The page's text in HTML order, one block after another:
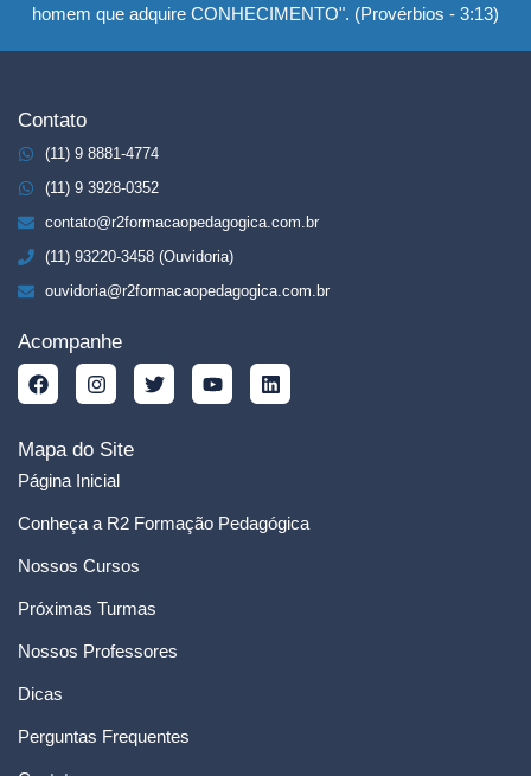
homem que adquire CONHECIMENTO". (Provérbios - 3:13)
Contato
(11) 9 8881-4774
(11) 9 3928-0352
contato@r2formacaopedagogica.com.br
(11) 93220-3458 (Ouvidoria)
ouvidoria@r2formacaopedagogica.com.br
Acompanhe
Mapa do Site
Página Inicial
Conheça a R2 Formação Pedagógica
Nossos Cursos
Próximas Turmas
Nossos Professores
Dicas
Perguntas Frequentes